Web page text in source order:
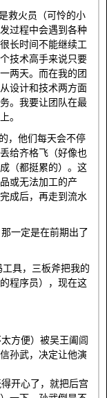
救火员（可怜的小
过程中会遇到各种
长时间不能继续工
技术高手来说只要
两天。而在我的团
设计和技术两方面
。我要让团队在最
。
，他们每天会不停
给齐格飞（好像也
（都挺累的）。这
或无法加工的产
成后，再走到流水
一定是在前期出了
具，三板斧把我的
程序员），现在这
方便）被吴王阖闾
孙武，决定让他演
开心了，就把后宫